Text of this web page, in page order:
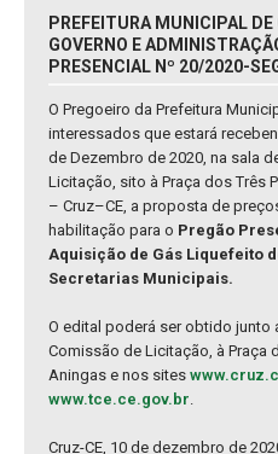
PREFEITURA MUNICIPAL
GOVERNO E
PRESENCIAL Nº 20/2020-
O Pregoeiro da Prefeitura
interessados que estará
de Dezembro de 2020, na sala
Licitação, sito à Praça dos Três
– Cruz–CE, a proposta de
habilitação para o Pregão
Aquisição de Gás Liquefeito
Secretarias Municipais.
O edital poderá ser obtido junto
Comissão de Licitação, à Praça
Aningas e nos sites
www.tce.ce.gov.br.
Cruz-CE, 10 de dezembro de